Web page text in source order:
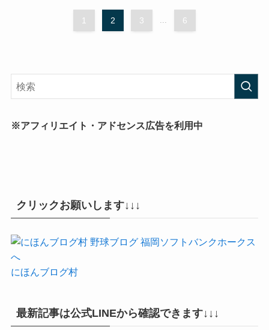
1 2 3 ... 6
※アフィリエイト・アドセンス広告を利用中
クリックお願いします↓↓↓
にほんブログ村
最新記事は公式LINEから確認できます↓↓↓